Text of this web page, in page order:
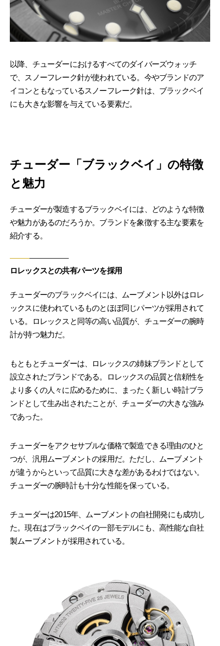
以降、チューダーにおけるすべてのダイバーズウォッチ
で、スノーフレーク針が使われている。今やブランドのア
イコンともなっているスノーフレーク針は、ブラックベイ
にも大きな影響を与えている要素だ。
チューダー「ブラックベイ」の特徴
と魅力
チューダーが製造するブラックベイには、どのような特徴
や魅力があるのだろうか。ブランドを象徴する主な要素を
紹介する。
ロレックスとの共有パーツを採用
チューダーのブラックベイには、ムーブメント以外はロレ
ックスに使われているものとほぼ同じパーツが採用されて
いる。ロレックスと同等の高い品質が、チューダーの腕時
計が持つ魅力だ。
もともとチューダーは、ロレックスの姉妹ブランドとして
設立されたブランドである。ロレックスの品質と信頼性を
より多くの人々に広めるために、まったく新しい時計ブラ
ンドとして生み出されたことが、チューダーの大きな強み
であった。
チューダーをアクセサブルな価格で製造できる理由のひと
つが、汎用ムーブメントの採用だ。ただし、ムーブメント
が違うからといって品質に大きな差があるわけではない。
チューダーの腕時計も十分な性能を保っている。
チューダーは2015年、ムーブメントの自社開発にも成功し
た。現在はブラックベイの一部モデルにも、高性能な自社
製ムーブメントが採用されている。